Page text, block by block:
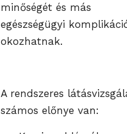
minőségét és más
egészségügyi
okozhatnak.
A rendszeres
számos előnye van: